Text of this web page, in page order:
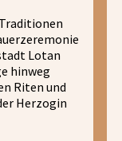
Lotan
hinweg
Riten und
Herzogin